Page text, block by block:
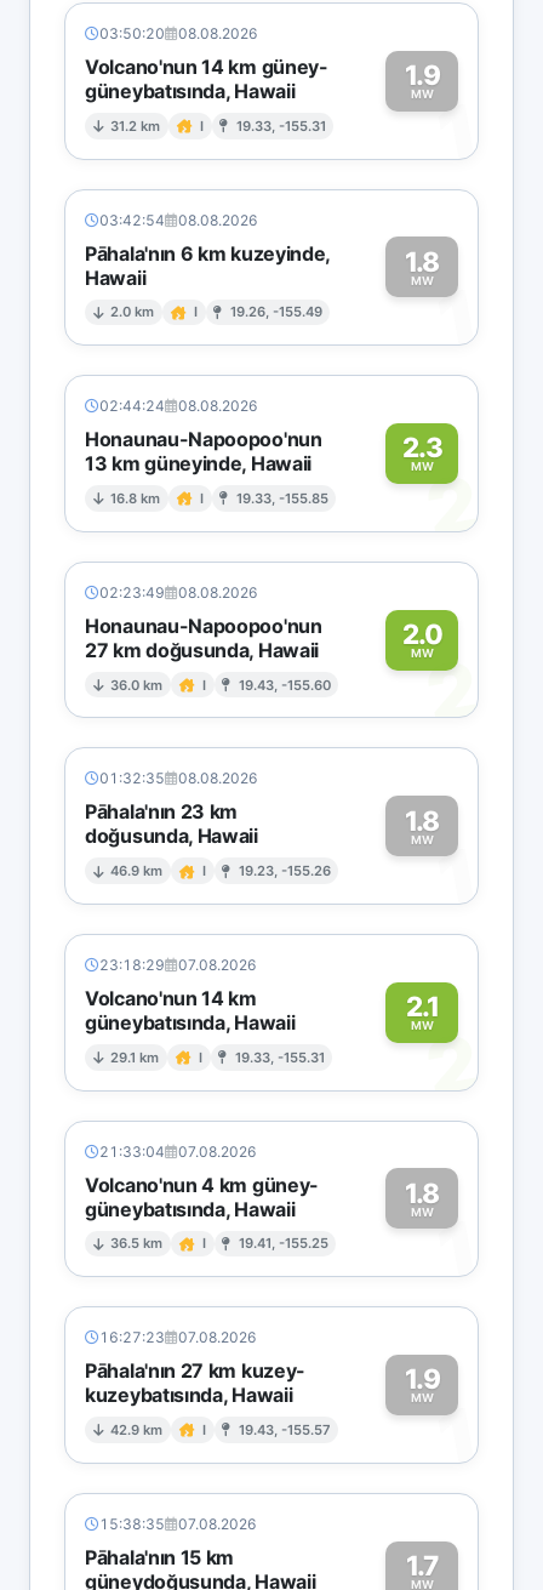
03:50:20 08.08.2026
Volcano'nun 14 km güney-
güneybatısında, Hawaii
31.2 km I 19.33, -155.31
1.9
MW1
03:42:54 08.08.2026
Pāhala'nın 6 km kuzeyinde,
Hawaii
2.0 km I 19.26, -155.49
1.8
MW1
02:44:24 08.08.2026
Honaunau-Napoopoo'nun
13 km güneyinde, Hawaii
16.8 km I 19.33, -155.85
2.3
MW
2
02:23:49 08.08.2026
Honaunau-Napoopoo'nun
27 km doğusunda, Hawaii
36.0 km I 19.43, -155.60
2.0
MW2
01:32:35 08.08.2026
Pāhala'nın 23 km
doğusunda, Hawaii
46.9 km I 19.23, -155.26
1.8
MW1
23:18:29 07.08.2026
Volcano'nun 14 km
güneybatısında, Hawaii
29.1 km I 19.33, -155.31
2.1
MW2
21:33:04 07.08.2026
Volcano'nun 4 km güney-
güneybatısında, Hawaii
36.5 km I 19.41, -155.25
1.8
MW1
16:27:23 07.08.2026
Pāhala'nın 27 km kuzey-
kuzeybatısında, Hawaii
42.9 km I 19.43, -155.57
1.9
MW1
15:38:35 07.08.2026
Pāhala'nın 15 km
güneydoğusunda, Hawaii
1.7
MW